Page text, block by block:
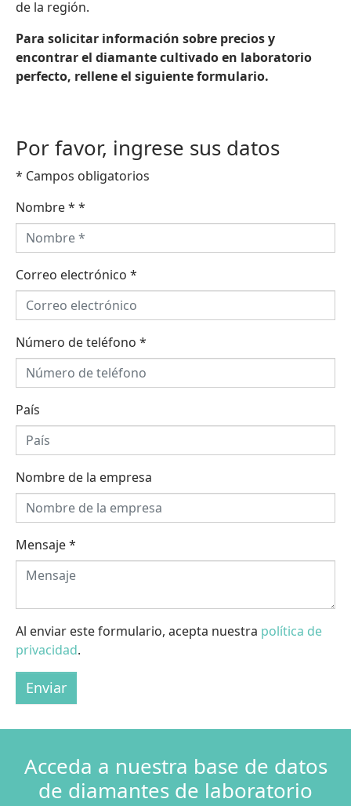
de la región.
Para solicitar información sobre precios y
encontrar el diamante cultivado en laboratorio
perfecto, rellene el siguiente formulario.
Por favor, ingrese sus datos
* Campos obligatorios
Nombre * *
Correo electrónico *
Número de teléfono *
País
Nombre de la empresa
Mensaje*
Al enviar este formulario, acepta nuestra política de
privacidad.
Enviar
Acceda a nuestra base de datos
de diamantes de laboratorio